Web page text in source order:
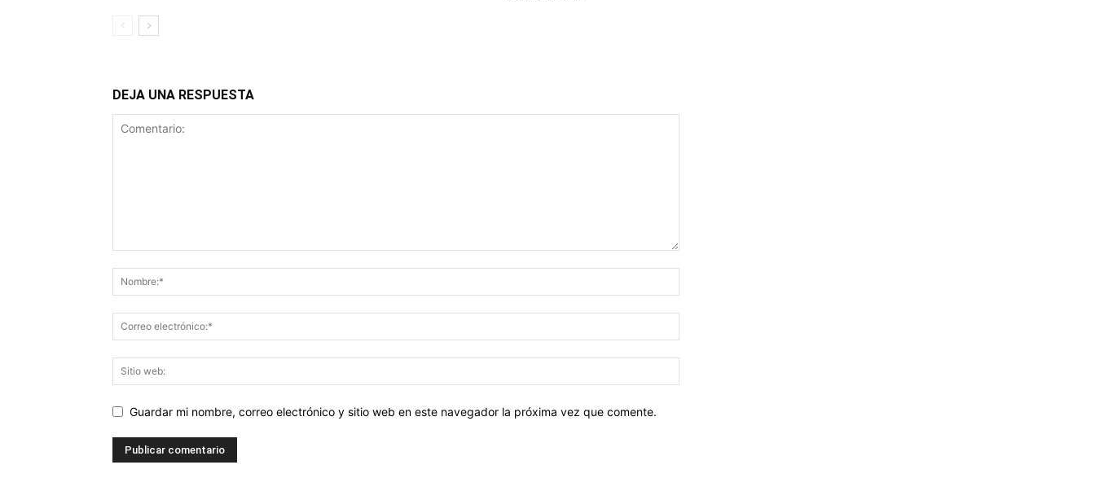
DEJA UNA RESPUESTA
Guardar mi nombre, correo electrónico y sitio web en este navegador la próxima vez que comente.